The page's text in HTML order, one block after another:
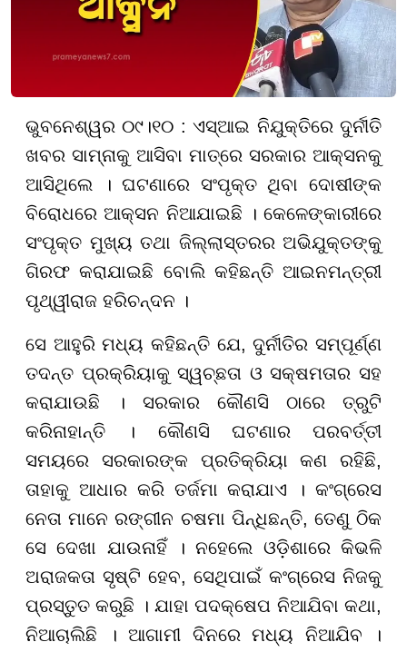
ଭୁବନେଶ୍ୱର ୦୯।୧୦ : ଏସ୍‌ଆଇ ନିଯୁକ୍ତିରେ ଦୁର୍ନୀତି
ଖବର ସାମ୍ନାକୁ ଆସିବା ମାତ୍ରେ ସରକାର ଆକ୍ସନକୁ
ଆସିଥିଲେ । ଘଟଣାରେ ସଂପୃକ୍ତ ଥିବା ଦୋଷୀଙ୍କ
ବିରୋଧରେ ଆକ୍ସନ ନିଆଯାଇଛି । କେଳେଙ୍କାରୀରେ
ସଂପୃକ୍ତ ମୁଖ୍ୟ ତଥା ଜିଲ୍ଲାସ୍ତରର ଅଭିଯୁକ୍ତଙ୍କୁ
ଗିରଫ କରାଯାଇଛି ବୋଲି କହିଛନ୍ତି ଆଇନମନ୍ତ୍ରୀ
ପୃଥ୍ୱୀରାଜ ହରିଚନ୍ଦନ ।
ସେ ଆହୁରି ମଧ୍ୟ କହିଛନ୍ତି ଯେ, ଦୁର୍ନୀତିର ସମ୍ପୂର୍ଣ୍ଣ
ତଦନ୍ତ ପ୍ରକ୍ରିୟାକୁ ସ୍ୱଚ୍ଛତା ଓ ସକ୍ଷମତାର ସହ
କରାଯାଉଛି । ସରକାର କୌଣସି ଠାରେ ତ୍ରୁଟି
କରିନାହାନ୍ତି । କୌଣସି ଘଟଣାର ପରବର୍ତ୍ତୀ
ସମୟରେ ସରକାରଙ୍କ ପ୍ରତିକ୍ରିୟା କଣ ରହିଛି,
ତାହାକୁ ଆଧାର କରି ତର୍ଜମା କରାଯାଏ । କଂଗ୍ରେସ
ନେତା ମାନେ ରଙ୍ଗୀନ ଚଷମା ପିନ୍ଧିଛନ୍ତି, ତେଣୁ ଠିକ
ସେ ଦେଖା ଯାଉନାହିଁ । ନହେଲେ ଓଡ଼ିଶାରେ କିଭଳି
ଅରାଜକତା ସୃଷ୍ଟି ହେବ, ସେଥିପାଇଁ କଂଗ୍ରେସ ନିଜକୁ
ପ୍ରସ୍ତୁତ କରୁଛି । ଯାହା ପଦକ୍ଷେପ ନିଆଯିବା କଥା,
ନିଆଚାଲିଛି । ଆଗାମୀ ଦିନରେ ମଧ୍ୟ ନିଆଯିବ ।